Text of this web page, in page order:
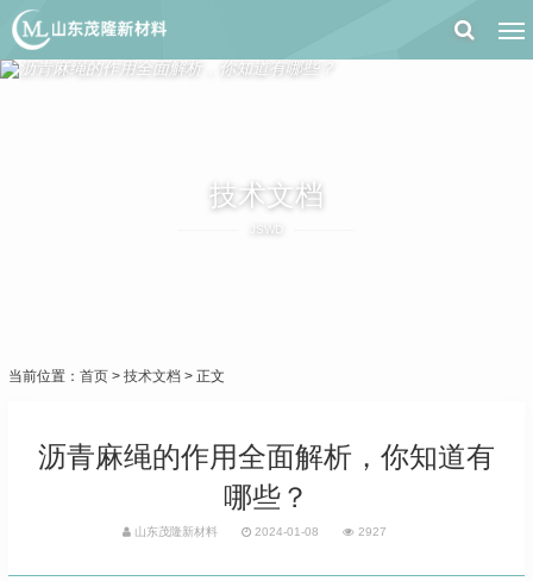
技术文档
JSWD
当前位置： 首页 > 技术文档 > 正文
沥青麻绳的作用全面解析，你知道有
哪些？
山东茂隆新材料 2024-01-08 2927